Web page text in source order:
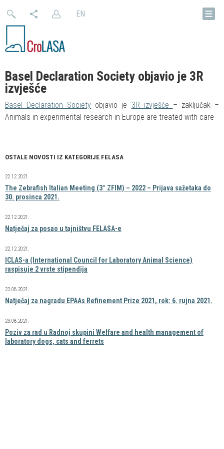
EN
Basel Declaration Society objavio je 3R
izvješće
Basel Declaration Society objavio je 3R izvješće – zaključak –
Animals in experimental research in Europe are treated with care
OSTALE NOVOSTI IZ KATEGORIJE FELASA
The Zebrafish Italian Meeting (3° ZFIM) – 2022 – Prijava sažetaka do
30. prosinca 2021.
22.12.2021.
Natječaj za posao u tajništvu FELASA-e
22.12.2021.
ICLAS-a (International Council for Laboratory Animal Science)
raspisuje 2 vrste stipendija
22.12.2021.
Natječaj za nagradu EPAAs Refinement Prize 2021, rok: 6. rujna 2021.
23.08.2021.
Poziv za rad u Radnoj skupini Welfare and health management of
laboratory dogs, cats and ferrets
23.08.2021.